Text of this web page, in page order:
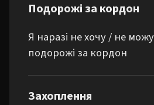
Подорожі за кордон
Я наразі не хочу / не
подорожі за кордон
Захоплення